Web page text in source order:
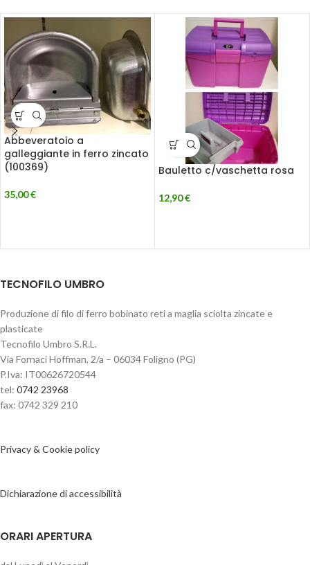
Abbeveratoio a
galleggiante in ferro zincato
(100369)
35,00€
Bauletto c/vaschetta rosa
12,90€
TECNOFILO UMBRO
Produzione di filo di ferro bobinato reti a maglia sciolta zincate e
plasticate
Tecnofilo Umbro S.R.L.
Via Fornaci Hoffman, 2/a – 06034 Foligno (PG)
P.Iva: IT00626720544
tel: 0742 23968
fax: 0742 329 210
Privacy & Cookie policy
Dichiarazione di accessibilità
ORARI APERTURA